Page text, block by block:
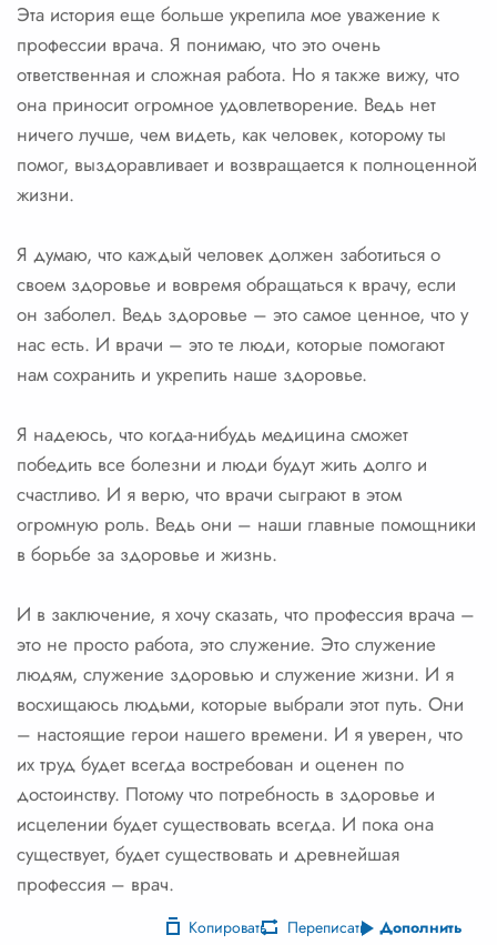
Эта история еще больше укрепила мое уважение к
профессии врача. Я понимаю, что это очень
ответственная и сложная работа. Но я также вижу, что
она приносит огромное удовлетворение. Ведь нет
ничего лучше, чем видеть, как человек, которому ты
помог, выздоравливает и возвращается к полноценной
жизни.
Я думаю, что каждый человек должен заботиться о
своем здоровье и вовремя обращаться к врачу, если
он заболел. Ведь здоровье – это самое ценное, что у
нас есть. И врачи – это те люди, которые помогают
нам сохранить и укрепить наше здоровье.
Я надеюсь, что когда-нибудь медицина сможет
победить все болезни и люди будут жить долго и
счастливо. И я верю, что врачи сыграют в этом
огромную роль. Ведь они – наши главные помощники
в борьбе за здоровье и жизнь.
И в заключение, я хочу сказать, что профессия врача –
это не просто работа, это служение. Это служение
людям, служение здоровью и служение жизни. И я
восхищаюсь людьми, которые выбрали этот путь. Они
– настоящие герои нашего времени. И я уверен, что
их труд будет всегда востребован и оценен по
достоинству. Потому что потребность в здоровье и
исцелении будет существовать всегда. И пока она
существует, будет существовать и древнейшая
профессия – врач.
Копировать Переписать Дополнить